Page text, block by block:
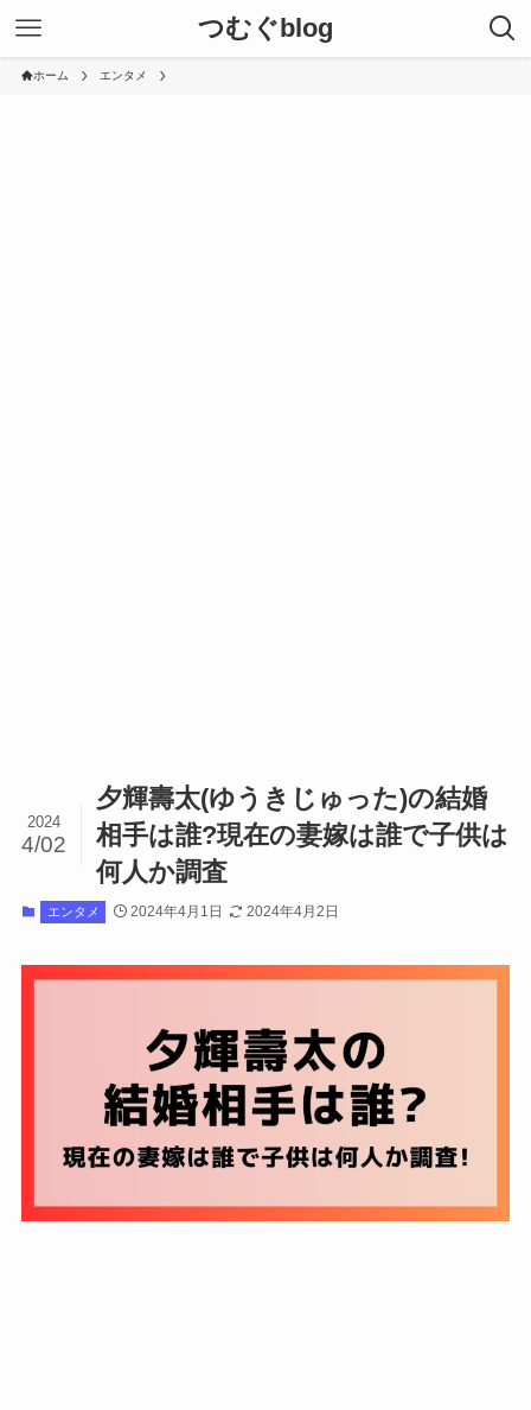
つむぐblog
ホーム エンタメ
夕輝壽太(ゆうきじゅった)の結婚
相手は誰?現在の妻嫁は誰で子供は
何人か調査
2024
4/02
エンタメ 2024年4月1日 2024年4月2日